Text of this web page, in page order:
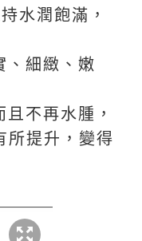
水潤飽滿，
、細緻、嫩
不再水腫，
所提升，變得